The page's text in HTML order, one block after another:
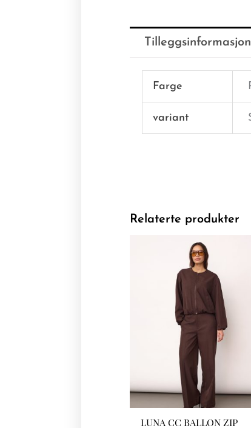
Tilleggsinformasjon
Farge
variant
Relaterte produkter
LUNA CC BALLON ZIP